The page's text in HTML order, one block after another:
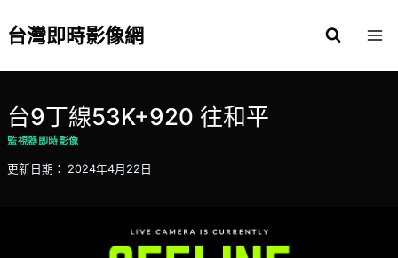
to台灣即時影像網
台9丁線53K+920 往和平
監視器即時影像
更新日期： 2024年4月22日